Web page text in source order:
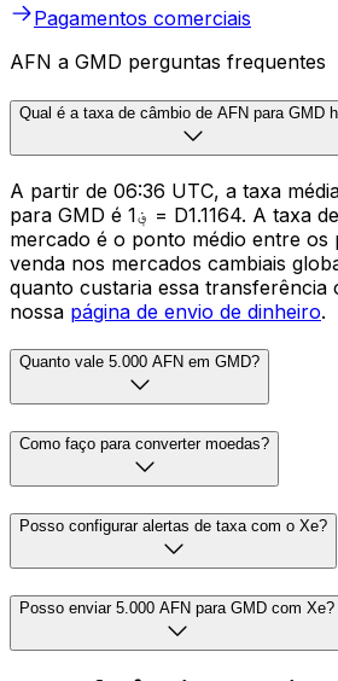
Pagamentos comerciais
AFN a GMD perguntas frequentes
Qual é a taxa de câmbio de AFN para GMD
A partir de 06:36 UTC, a taxa
para GMD é ؋1 = D1.1164. A taxa de câmbio média de
mercado é o ponto médio entre os
venda nos mercados cambiais
quanto custaria essa transferência
nossa página de envio de dinheiro.
Quanto vale 5.000 AFN em GMD?
Como faço para converter moedas?
Posso configurar alertas de taxa com o Xe?
Posso enviar 5.000 AFN para GMD com Xe?